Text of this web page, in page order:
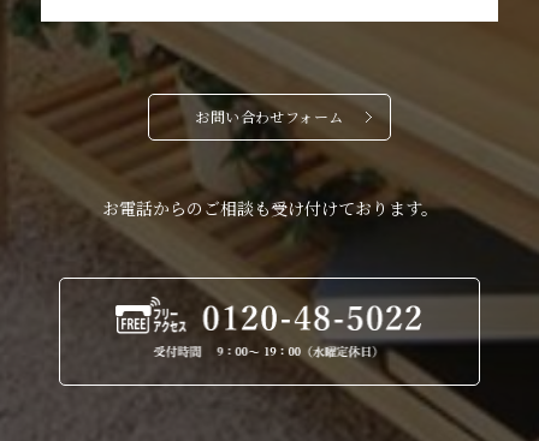
お問い合わせフォーム
お電話からのご相談も受け付けております。